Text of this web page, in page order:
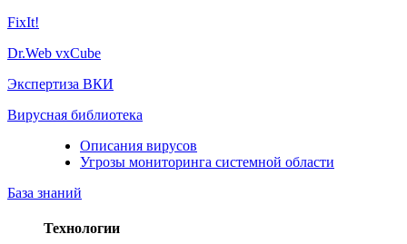
FixIt!
Dr.Web vxCube
Экспертиза ВКИ
Вирусная библиотека
Описания вирусов
Угрозы мониторинга системной области
База знаний
Технологии